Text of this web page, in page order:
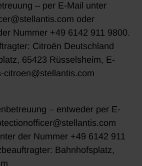
– per E-Mail unter
oder
Nummer +49 6142 911 9800.
Citroën Deutschland
65423 Rüsselsheim, E-
citroen@stellantis.com
– entweder per E-
der Nummer +49 6142 911
Bahnhofsplatz,